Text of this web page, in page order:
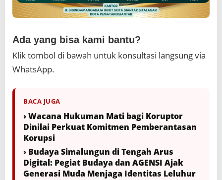
Ada yang bisa kami bantu?
Klik tombol di bawah untuk konsultasi langsung via
WhatsApp.
BACA JUGA
› Wacana Hukuman Mati bagi Koruptor
Dinilai Perkuat Komitmen Pemberantasan
Korupsi
› Budaya Simalungun di Tengah Arus
Digital: Pegiat Budaya dan AGENSI Ajak
Generasi Muda Menjaga Identitas Leluhur